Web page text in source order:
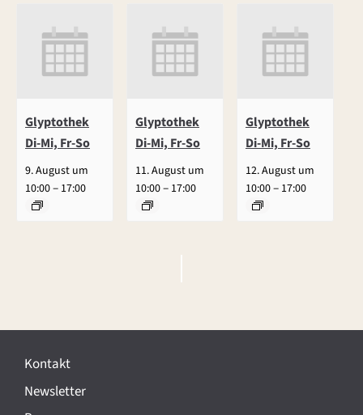
Glyptothek
Di-Mi, Fr-So
9. August um
10:00– 17:00
Glyptothek
Di-Mi, Fr-So
11. August um
10:00– 17:00
Glyptothek
Di-Mi, Fr-So
12. August um
10:00– 17:00
e
a
n
Kontakt
Newsletter